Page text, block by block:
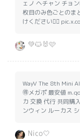
ェノ ヘチャン チョ
枚目のみ色ごとのま
けください🙇‍♀️
💚🐱🐰🩷
WayV The 8th Mini
🉐メガポ 最安値
カ 交換 代行 共同購
ンウィン ルーカス
Nico🤍